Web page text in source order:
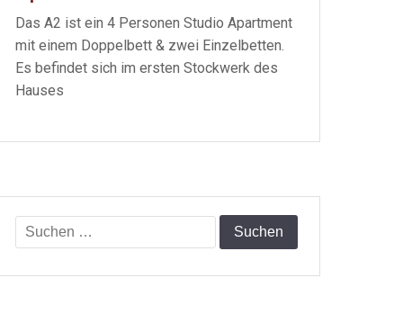
Das A2 ist ein 4 Personen Studio Apartment
mit einem Doppelbett & zwei Einzelbetten.
Es befindet sich im ersten Stockwerk des
Hauses
Suchen
nach: